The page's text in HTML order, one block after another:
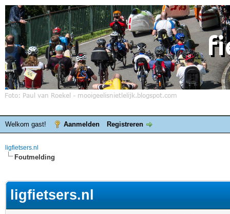
Welkom gast! Aanmelden Registreren
ligfietsers.nl
Foutmelding
ligfietsers.nl